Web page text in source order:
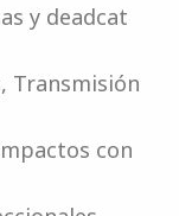
y deadcat
Transmisión
con